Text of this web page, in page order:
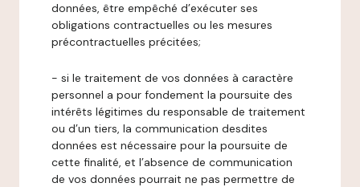
données, être empêché d’exécuter ses
obligations contractuelles ou les mesures
précontractuelles précitées;
- si le traitement de vos données à caractère
personnel a pour fondement la poursuite des
intérêts légitimes du responsable de traitement
ou d’un tiers, la communication desdites
données est nécessaire pour la poursuite de
cette finalité, et l’absence de communication
de vos données pourrait ne pas permettre de